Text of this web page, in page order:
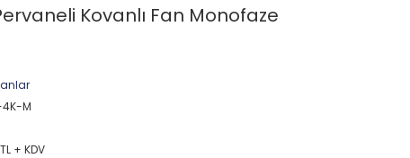
Kovanlı Fan Monofaze
M
+ KDV